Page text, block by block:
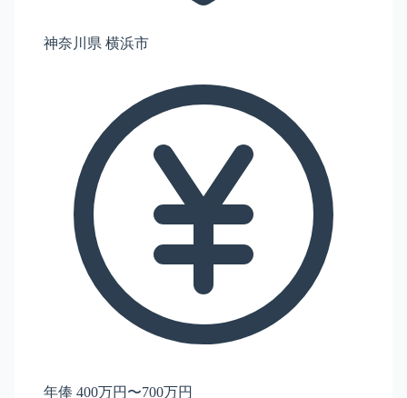
神奈川県 横浜市
年俸 400万円〜700万円